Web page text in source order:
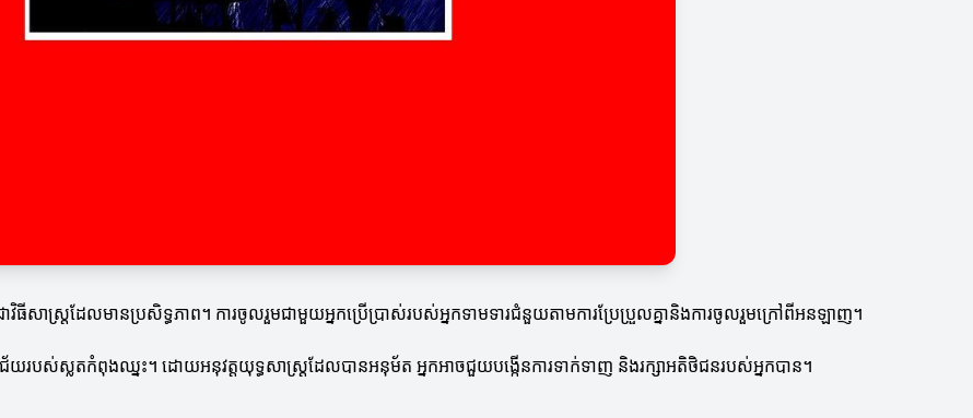
សាស្ត្រដែលមានប្រសិទ្ធភាព។ ការចូលរួមជាមួយអ្នកប្រើប្រាស់របស់អ្នកទាមទារជំនួយតាមការប្រែប្រួលគ្នានិងការចូលរួមក្រៅពីអនឡាញ។
ជ័យរបស់ស្លតកំពុងឈ្នះ។ ដោយអនុវត្តយុទ្ធសាស្ត្រដែលបានអនុម័ត អ្នកអាចជួយបង្កើនការទាក់ទាញ និងរក្សាអតិថិជនរបស់អ្នកបាន។